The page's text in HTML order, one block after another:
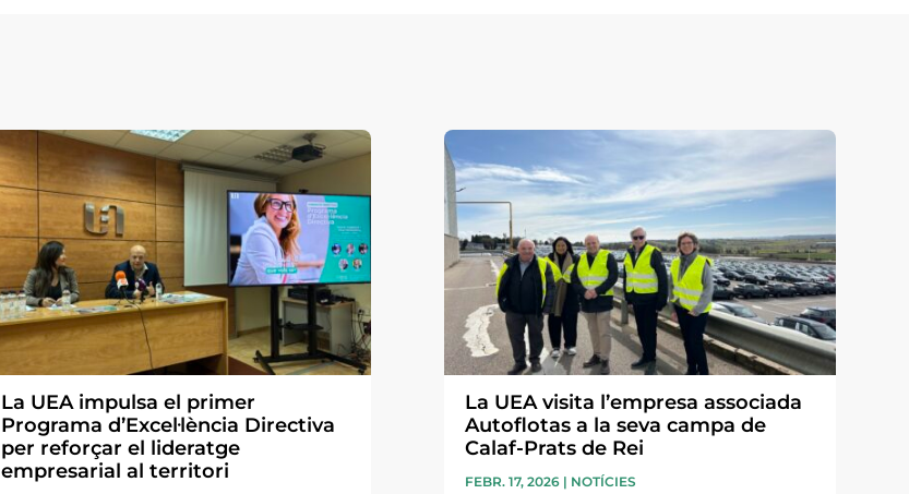
La UEA impulsa el primer
Programa d’Excel·lència Directiva
per reforçar el lideratge
empresarial al territori
La UEA visita l’empresa associada
Autoflotas a la seva campa de
Calaf-Prats de Rei
FEBR. 17, 2026| NOTÍCIES